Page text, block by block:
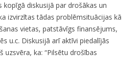
kopīgā diskusijā par drošākas un
izvirzītas tādas problēmsituācijas kā
vietas, patstāvīgs finansējums,
u.c. Diskusijā arī aktīvi piedalījās
ka: “Pilsētu drošības